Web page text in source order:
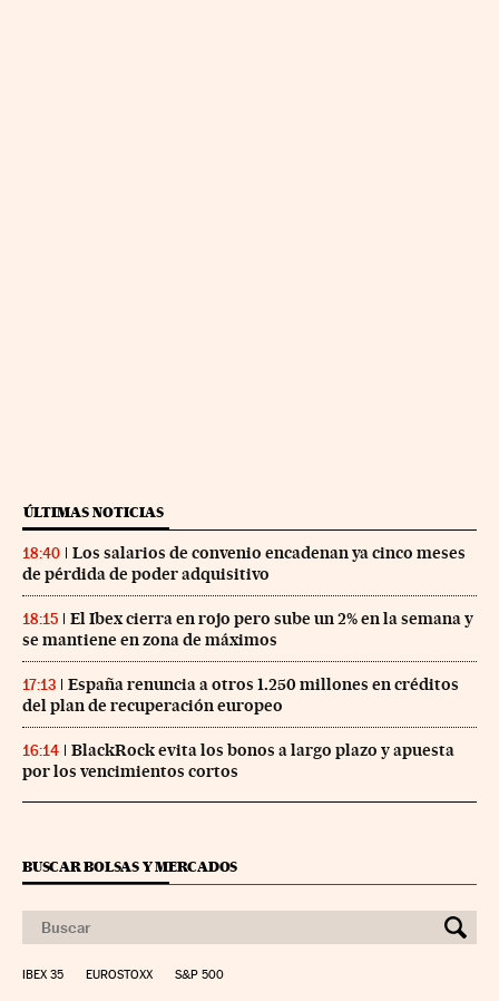
ÚLTIMAS NOTICIAS
18:40
Los salarios de convenio encadenan ya cinco meses
de pérdida de poder adquisitivo
18:15
El Ibex cierra en rojo pero sube un 2% en la semana y
se mantiene en zona de máximos
17:13
España renuncia a otros 1.250 millones en créditos
del plan de recuperación europeo
16:14
BlackRock evita los bonos a largo plazo y apuesta
por los vencimientos cortos
BUSCAR BOLSAS Y MERCADOS
IBEX 35 EUROSTOXX S&P 500